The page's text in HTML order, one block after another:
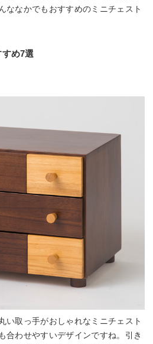
ななかでもおすすめのミニチェスト
め7選
い取っ手がおしゃれなミニチェスト
合わせやすいデザインですね。引き